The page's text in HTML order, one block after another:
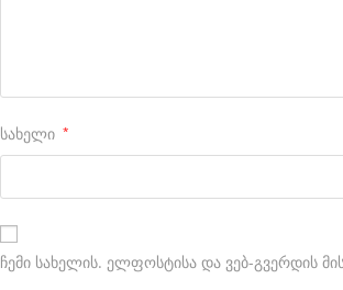
a
n
t
l
y
სახელი *
ჩემი სახელის. ელფოსტისა და ვებ-გვერდის